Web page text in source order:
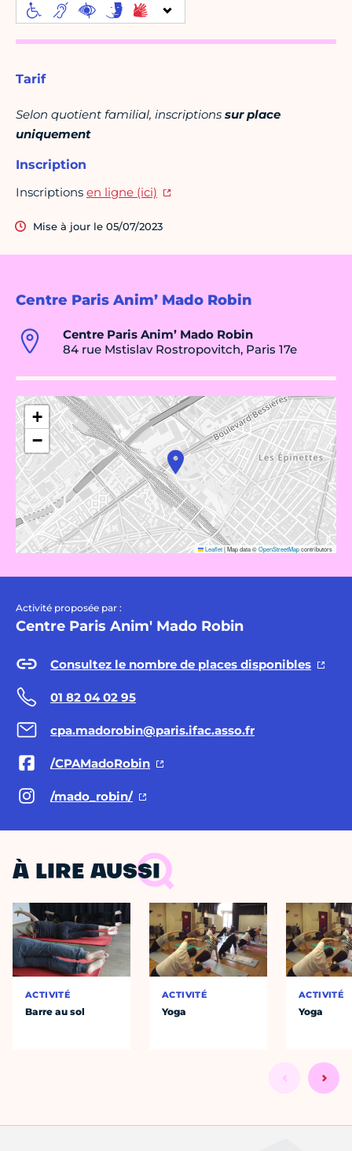
Centre Paris Anim’ Mado Robin
Centre Paris Anim’ Mado Robin
84 rue Mstislav Rostropovitch, Paris 17e
+
−
Leaflet|Map data ©OpenStreetMapcontributors
Activité proposée par :
Centre Paris Anim' Mado Robin
Consultez le nombre de places disponibles
01 82 04 02 95
cpa.madorobin@paris.ifac.asso.fr
/CPAMadoRobin
/mado_robin/
Tarif
Selon quotient familial, inscriptions sur place
uniquement
Inscription
Inscriptions en ligne (ici)
Mise à jour le 05/07/2023
À LIRE AUSSI
ACTIVITÉ
Barre au sol
ACTIVITÉ
Yoga
ACTIVITÉ
Yoga